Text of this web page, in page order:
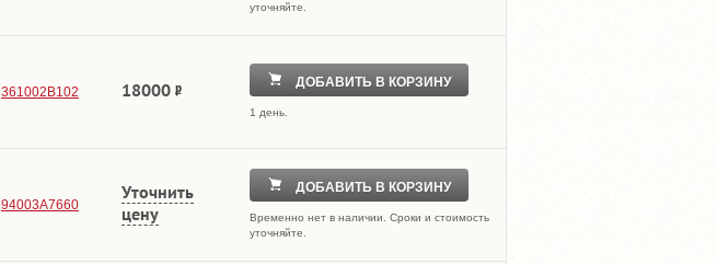
уточняйте.
361002B102 18000 ДОБАВИТЬ В КОРЗИНУ
1 день.
94003A7660
Уточнить
цену
ДОБАВИТЬ В КОРЗИНУ
Временно нет в наличии. Сроки и стоимость
уточняйте.